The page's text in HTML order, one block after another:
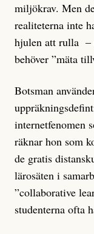
miljökrav. Men
realiteterna inte
hjulen att rulla –
behöver ”mäta
Botsman
internetfenomen
räknar hon som
de gratis
lärosäten i
”collaborative
studenterna ofta